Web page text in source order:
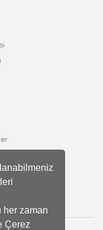
her zaman
Çerez